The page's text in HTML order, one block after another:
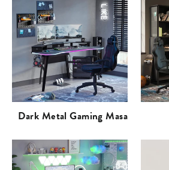
Dark Metal Gaming Masa